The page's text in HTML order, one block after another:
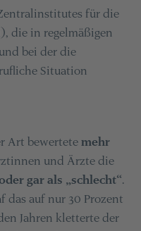
für die
die in regelmäßigen
bei der die
Situation
Art bewertete mehr
und Ärzte die
gar als „schlecht“.
das auf nur 30 Prozent
Jahren kletterte der